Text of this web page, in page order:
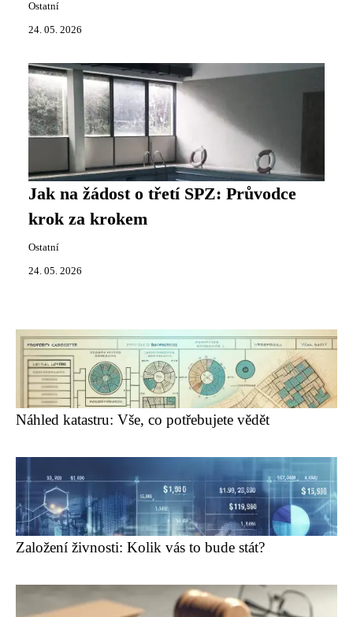
Ostatní
24. 05. 2026
Jak na žádost o třetí SPZ: Průvodce
krok za krokem
Ostatní
24. 05. 2026
Náhled katastru: Vše, co potřebujete vědět
Založení živnosti: Kolik vás to bude stát?